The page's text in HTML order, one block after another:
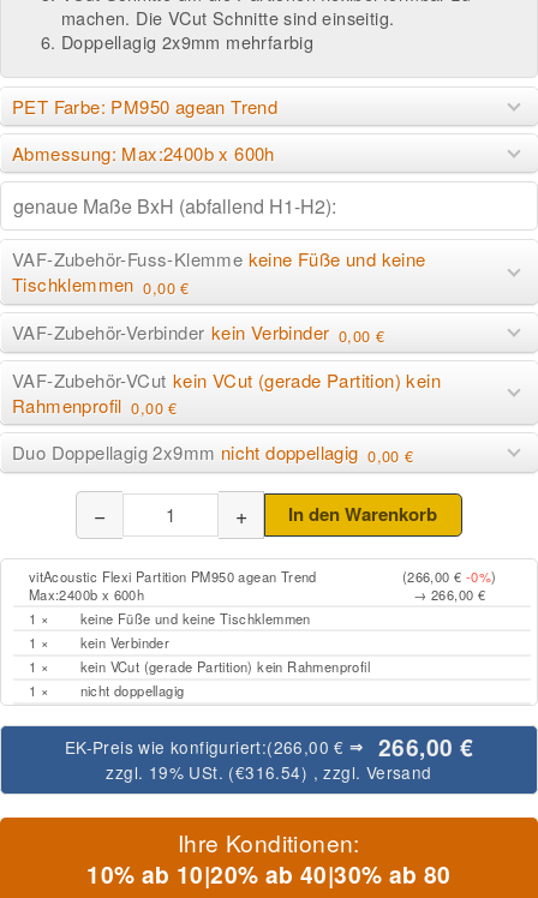
machen. Die VCut Schnitte sind einseitig.
Doppellagig 2x9mm mehrfarbig
PET Farbe: PM950 agean Trend
Abmessung: Max:2400b x 600h
VAF-Zubehör-Fuss-Klemme keine Füße und keine
Tischklemmen 0,00 €
VAF-Zubehör-Verbinder kein Verbinder 0,00 €
VAF-Zubehör-VCut kein VCut (gerade Partition) kein
Rahmenprofil 0,00 €
Duo Doppellagig 2x9mm nicht doppellagig 0,00 €
vitAcoustic Flexi Partition PM950 agean Trend
Max:2400b x 600h
(266,00 € -0%)
→ 266,00 €
1 ×
keine Füße und keine Tischklemmen
1 ×
kein Verbinder
1 ×
kein VCut (gerade Partition) kein Rahmenprofil
1 ×
nicht doppellagig
EK-Preis wie konfiguriert:(266,00 € ⇒ 266,00 €
zzgl. 19% USt. (€316.54) , zzgl. Versand
− + In den Warenkorb
Ihre Konditionen:
10% ab 10|20% ab 40|30% ab 80